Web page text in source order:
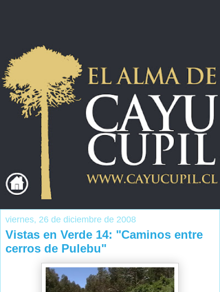
viernes, 26 de diciembre de 2008
Vistas en Verde 14: "Caminos entre
cerros de Pulebu"